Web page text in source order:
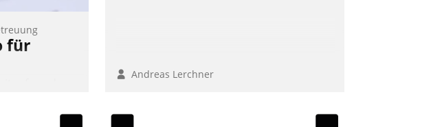
für
für mobile
Andreas Lerchner